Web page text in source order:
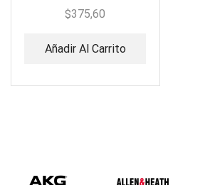
Condensador para
$375,60
Añadir Al Carrito